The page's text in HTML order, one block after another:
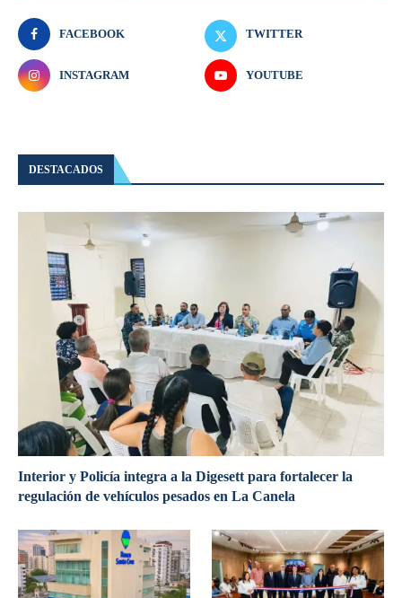
FACEBOOK TWITTER
INSTAGRAM YOUTUBE
DESTACADOS
Interior y Policía integra a la Digesett para fortalecer la
regulación de vehículos pesados en La Canela